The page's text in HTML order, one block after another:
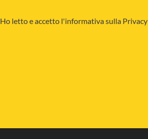
Ho letto e accetto l'informativa sulla Privacy